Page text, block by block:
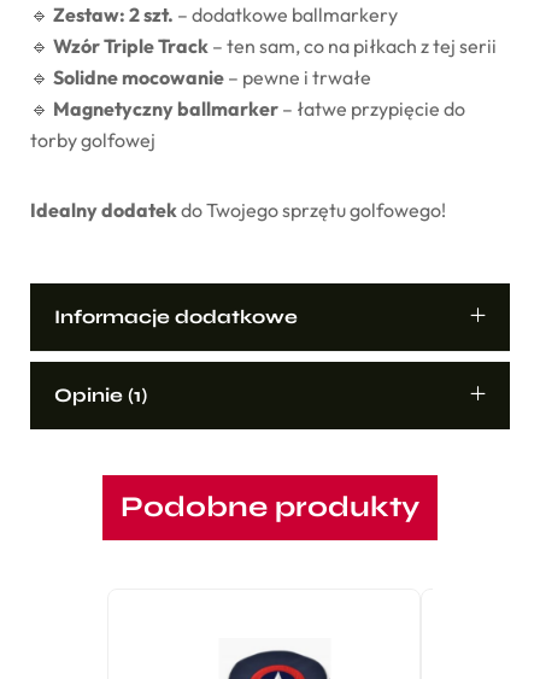
🔹 Zestaw: 2 szt. – dodatkowe ballmarkery
🔹 Wzór Triple Track – ten sam, co na piłkach z tej serii
🔹 Solidne mocowanie – pewne i trwałe
🔹 Magnetyczny ballmarker – łatwe przypięcie do
torby golfowej
Idealny dodatekdo Twojego sprzętu golfowego!
Informacje dodatkowe
Opinie (1)
Podobne produkty